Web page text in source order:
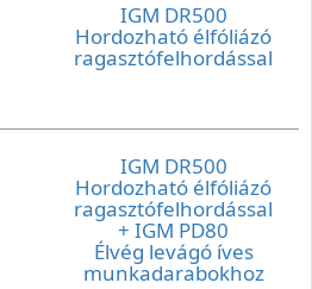
IGM DR500
Hordozható élfóliázó
ragasztófelhordással
IGM DR500
Hordozható élfóliázó
ragasztófelhordással
+ IGM PD80
Élvég levágó íves
munkadarabokhoz